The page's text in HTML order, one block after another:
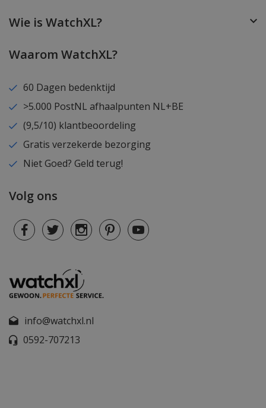
Wie is WatchXL?
Waarom WatchXL?
60 Dagen bedenktijd
>5.000 PostNL afhaalpunten NL+BE
(9,5/10) klantbeoordeling
Gratis verzekerde bezorging
Niet Goed? Geld terug!
Volg ons
info@watchxl.nl
0592-707213